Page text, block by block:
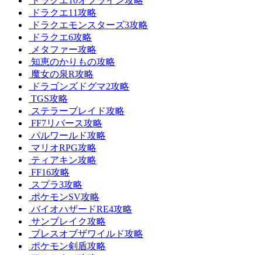
ドラクエ11攻略
ドラクエモンスターズ3攻略
ドラクエ6攻略
メタファー攻略
知恵のかりもの攻略
魔女の泉R攻略
ドラゴンズドグマ2攻略
TGS攻略
ステラーブレイド攻略
FF7リバース攻略
パルワールド攻略
マリオRPG攻略
ティアキン攻略
FF16攻略
スプラ3攻略
ポケモンSV攻略
バイオハザードRE4攻略
サンブレイク攻略
ブレスオブザワイルド攻略
ポケモン剣盾攻略